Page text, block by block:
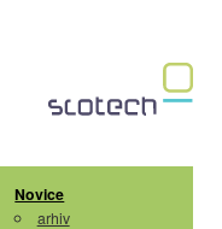
Novice
arhiv